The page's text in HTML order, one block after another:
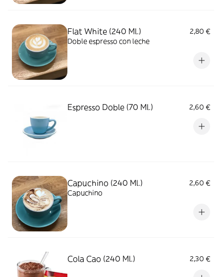
Flat White (240 Ml.)
2,80 €
Doble espresso con leche
Espresso Doble (70 Ml.) 2,60 €
Capuchino (240 Ml.)
2,60 €
Capuchino
Cola Cao (240 Ml.) 2,30 €